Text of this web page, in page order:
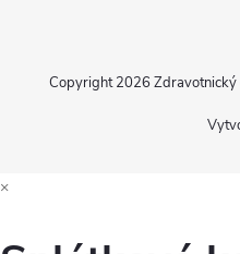
Copyright 2026 Zdravotnický
×